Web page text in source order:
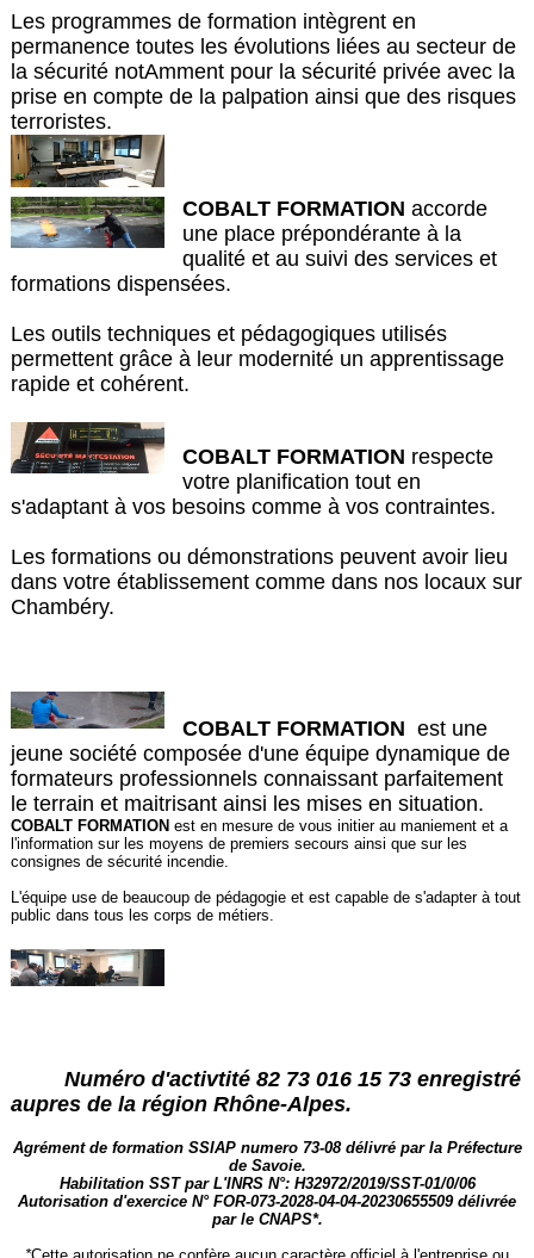
Les programmes de formation intègrent en
permanence toutes les évolutions liées au secteur de
la sécurité notAmment pour la sécurité privée avec la
prise en compte de la palpation ainsi que des risques
terroristes.
COBALT FORMATION accorde
une place prépondérante à la
qualité et au suivi des services et
formations dispensées.
Les outils techniques et pédagogiques utilisés
permettent grâce à leur modernité un apprentissage
rapide et cohérent.
COBALT FORMATION respecte
votre planification tout en
s'adaptant à vos besoins comme à vos contraintes.
Les formations ou démonstrations peuvent avoir lieu
dans votre établissement comme dans nos locaux sur
Chambéry.
COBALT FORMATION est une
jeune société composée d'une équipe dynamique de
formateurs professionnels connaissant parfaitement
le terrain et maitrisant ainsi les mises en situation.
COBALT FORMATION est en mesure de vous initier au maniement et a
l'information sur les moyens de premiers secours ainsi que sur les
consignes de sécurité incendie.
L'équipe use de beaucoup de pédagogie et est capable de s'adapter à tout
public dans tous les corps de métiers.
Numéro d'activtité 82 73 016 15 73 enregistré
aupres de la région Rhône-Alpes.
Agrément de formation SSIAP numero 73-08 délivré par la Préfecture
de Savoie.
Habilitation SST par L'INRS N°: H32972/2019/SST-01/0/06
Autorisation d'exercice N° FOR-073-2028-04-04-20230655509 délivrée
par le CNAPS*.